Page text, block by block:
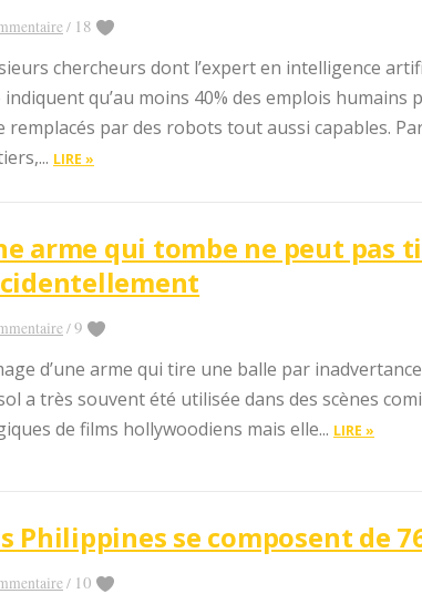
/ 18
chercheurs dont l’expert en intelligence
indiquent qu’au moins 40% des emplois humains
remplacés par des robots tout aussi capables.
LIRE »
arme qui tombe ne peut pas
/9
d’une arme qui tire une balle par
a très souvent été utilisée dans des scènes
de films hollywoodiens mais elle... LIRE »
Philippines se composent de
/ 10
Découvrez chaque jour de
Application mobile gratuite
Google Play Storeofficiel)
quotidienneme
nt
Télécharger(Google Play Store)